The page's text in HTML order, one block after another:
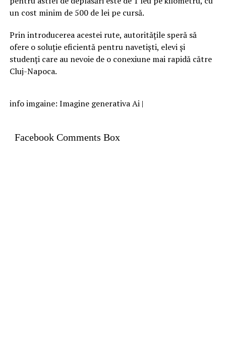
un cost minim de 500 de lei pe cursă.
Prin introducerea acestei rute, autoritățile speră să
ofere o soluție eficientă pentru navetiști, elevi și
studenți care au nevoie de o conexiune mai rapidă către
Cluj-Napoca.
info imgaine: Imagine generativa Ai |
Facebook Comments Box